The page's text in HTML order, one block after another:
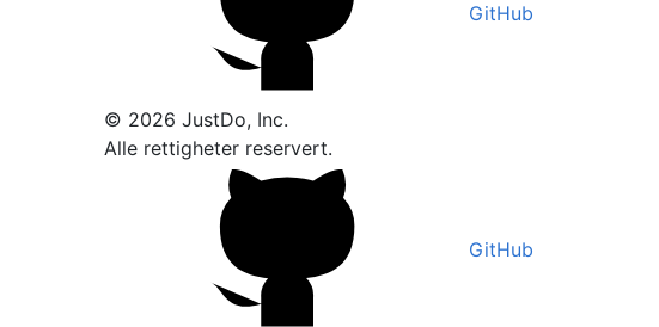
GitHub
© 2026 JustDo, Inc.
Alle rettigheter reservert.
GitHub